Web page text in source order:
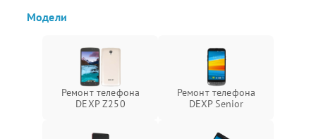
Модели
Ремонт телефона
DEXP Z250
Ремонт телефона
DEXP Senior